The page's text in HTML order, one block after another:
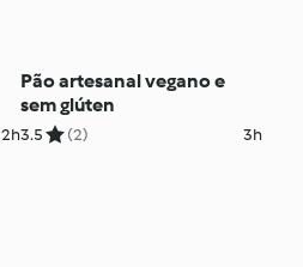
2h
Pão artesanal vegano e
sem glúten
3.5 (2) 3h